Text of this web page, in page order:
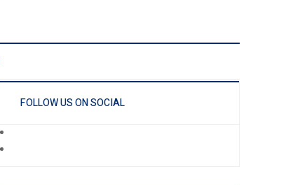
FOLLOW US ON SOCIAL